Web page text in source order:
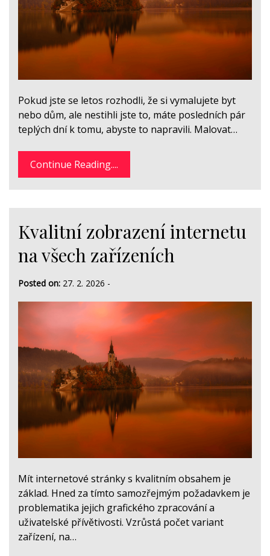
Pokud jste se letos rozhodli, že si vymalujete byt
nebo dům, ale nestihli jste to, máte posledních pár
teplých dní k tomu, abyste to napravili. Malovat…
Continue Reading....
Kvalitní zobrazení internetu
na všech zařízeních
Posted on: 27. 2. 2026 -
Mít internetové stránky s kvalitním obsahem je
základ. Hned za tímto samozřejmým požadavkem je
problematika jejich grafického zpracování a
uživatelské přívětivosti. Vzrůstá počet variant
zařízení, na…